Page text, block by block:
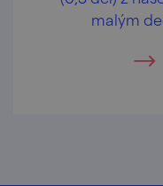
malým